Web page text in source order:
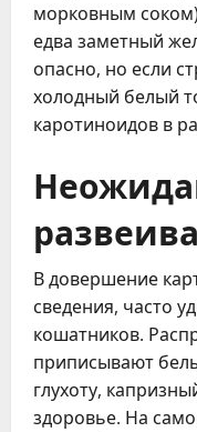
морковным
едва заметный
опасно, но если
холодный белый
каротиноидов в
В довершение
сведения, часто
кошатников.
приписывают
глухоту,
здоровье. На